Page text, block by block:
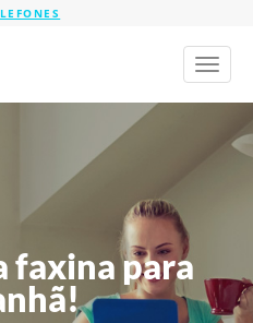
Toggle
faxina para